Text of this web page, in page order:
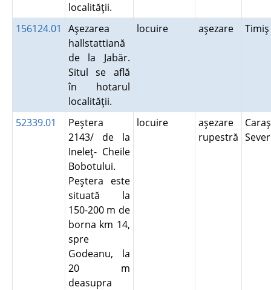
localităţii.
156124.01
Aşezarea
hallstattiană
de la Jabăr.
Situl se află
în hotarul
localităţii.
locuire aşezare
52339.01
Peştera
2143/ de la
Ineleţ- Cheile
Bobotului.
Peştera este
situată la
150-200 m de
borna km 14,
spre
Godeanu, la
20 m
deasupra
locuire
aşezare
rupestră